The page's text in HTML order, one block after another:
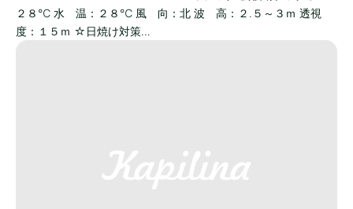
２８℃ 水 温：２８℃ 風 向：北 波 高：２.５～３ｍ 透視
度：１５ｍ ☆日焼け対策…